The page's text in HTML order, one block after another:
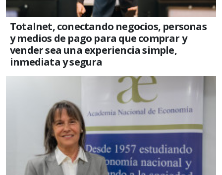
Totalnet, conectando negocios, personas
y medios de pago para que comprar y
vender sea una experiencia simple,
inmediata y segura